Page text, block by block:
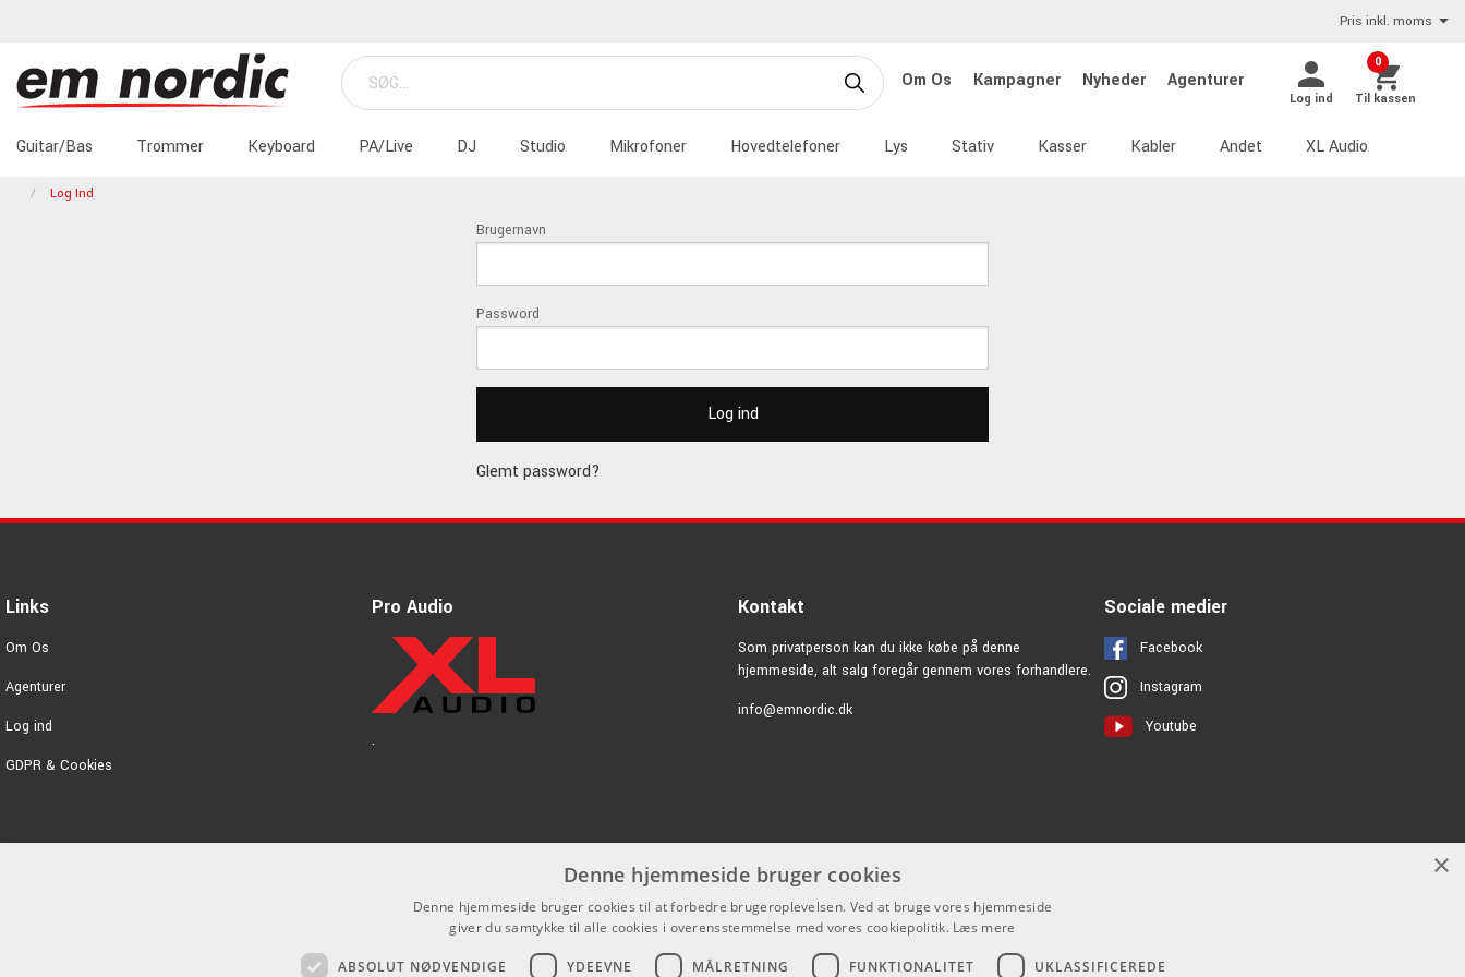
Pris inkl. moms
Om Os Kampagner Nyheder Agenturer
Log ind
0
Til kassen
Guitar/Bas Trommer Keyboard PA/Live DJ Studio Mikrofoner Hovedtelefoner Lys Stativ Kasser Kabler Andet XL Audio
Log Ind
Brugernavn
Password
Glemt password?
Links
Om Os
Agenturer
Log ind
GDPR & Cookies
Pro Audio
.
Kontakt
Som privatperson kan du ikke købe på denne
hjemmeside, alt salg foregår gennem vores forhandlere.
info@emnordic.dk
Sociale medier
Facebook
Instagram
Youtube
×
Denne hjemmeside bruger cookies
Denne hjemmeside bruger cookies til at forbedre brugeroplevelsen. Ved at bruge vores hjemmeside
giver du samtykke til alle cookies i overensstemmelse med vores cookiepolitik. Læs mere
ABSOLUT NØDVENDIGE YDEEVNE MÅLRETNING FUNKTIONALITET UKLASSIFICEREDE